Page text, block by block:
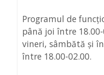
Programul de
până joi între
vineri, sâmbătă și
între 18.00-02.00.